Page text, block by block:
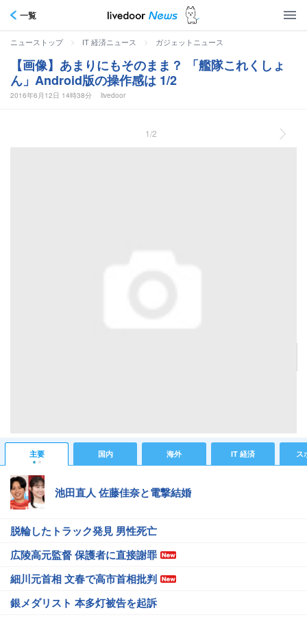
一覧
ニューストップ > IT 経済ニュース > ガジェットニュース
【画像】あまりにもそのまま？ 「艦隊これくしょ
ん」Android版の操作感は 1/2
2016年6月12日 14時38分 livedoor
1/2
#ネット・ITニュース
主要 国内 海外 IT 経済 ス
池田直人 佐藤佳奈と電撃結婚
脱輪したトラック発見 男性死亡
広陵高元監督 保護者に直接謝罪
細川元首相 文春で高市首相批判
銀メダリスト 本多灯被告を起訴